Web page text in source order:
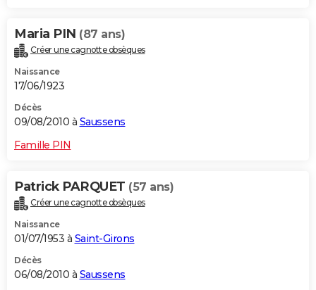
Maria PIN (87 ans)
Créer une cagnotte obsèques
Naissance
17/06/1923
Décès
09/08/2010 à Saussens
Famille PIN
Patrick PARQUET (57 ans)
Créer une cagnotte obsèques
Naissance
01/07/1953 à Saint-Girons
Décès
06/08/2010 à Saussens